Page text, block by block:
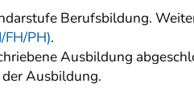
Berufsbildung.
PH).
Ausbildung
Ausbildung.